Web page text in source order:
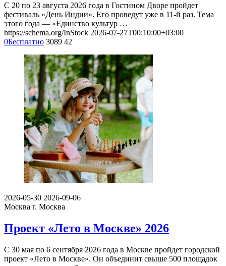
С 20 по 23 августа 2026 года в Гостином Дворе пройдет
фестиваль «День Индии». Его проведут уже в 11-й раз. Тема
этого года — «Единство культур …
https://schema.org/InStock 2026-07-27T00:10:00+03:00
0Бесплатно 3089 42
2026-05-30 2026-09-06
Москва г. Москва
Проект «Лето в Москве» 2026
С 30 мая по 6 сентября 2026 года в Москве пройдет городской
проект «Лето в Москве». Он объединит свыше 500 площадок